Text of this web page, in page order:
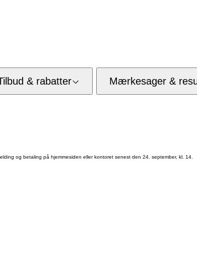
& rabatter Mærkesager &
og betaling på hjemmesiden eller kontoret senest den 24. september, kl. 14.